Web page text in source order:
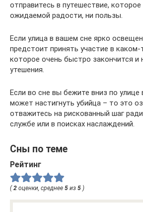
отправитесь в путешествие,
ожидаемой радости, ни пользы.
Если улица в вашем сне ярко
предстоит принять участие в каком-
которое очень быстро закончится и
утешения.
Если во сне вы бежите вниз по улице
может настигнуть убийца – то это
отважитесь на рискованный шаг
службе или в поисках наслаждений.
Сны по теме
Рейтинг
(2 оценки, среднее 5 из 5 )